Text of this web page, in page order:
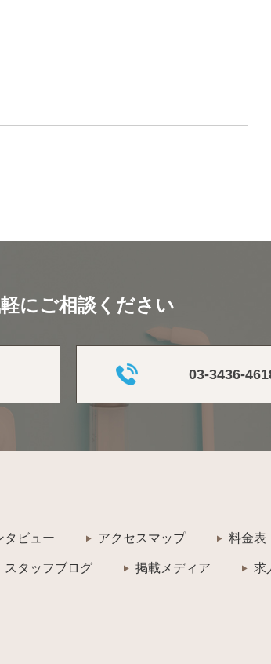
にご相談ください
03-3436-
タビュー アクセスマップ 料金表
スタッフブログ 掲載メディア 求